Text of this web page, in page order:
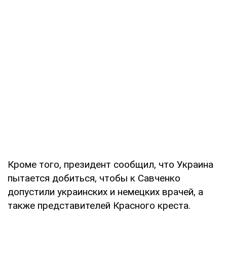
Кроме того, президент сообщил, что Украина
пытается добиться, чтобы к Савченко
допустили украинских и немецких врачей, а
также представителей Красного креста.